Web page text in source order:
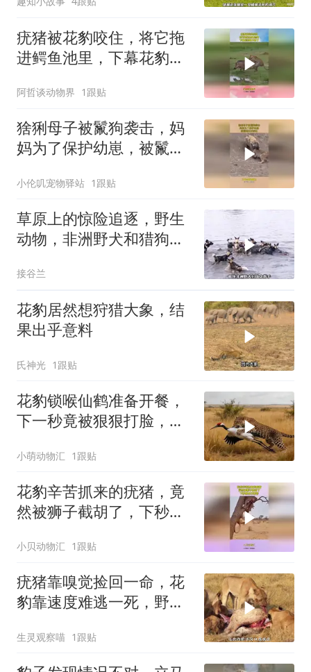
疣猪被花豹咬住，将它拖
进鳄鱼池里，下幕花豹跑
阿哲谈动物界 1跟贴
猞猁母子被鬣狗袭击，妈
妈为了保护幼崽，被鬣狗
小伦叽宠物驿站 1跟贴
草原上的惊险追逐，野生
动物，非洲野犬和猎狗大
接谷兰
花豹居然想狩猎大象，结
果出乎意料
氏神光 1跟贴
花豹锁喉仙鹤准备开餐，
下一秒竟被狠狠打脸，这
小萌动物汇 1跟贴
花豹辛苦抓来的疣猪，竟
然被狮子截胡了，下秒根
小贝动物汇 1跟贴
疣猪靠嗅觉捡回一命，花
豹靠速度难逃一死，野外
生灵观察喵 1跟贴